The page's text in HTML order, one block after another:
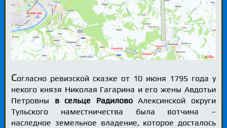
Согласно ревизской сказке от 10 июня 1795 года у
некого князя Николая Гагарина и его жены Авдотьи
Петровны в сельце РадиловоАлексинской округи
Тульского наместничества была вотчина –
наследное земельное владение, которое досталось